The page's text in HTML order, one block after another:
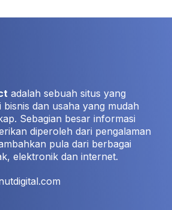
adalah sebuah situs yang
dan usaha yang mudah
Sebagian besar informasi
diperoleh dari pengalaman
pula dari berbagai
elektronik dan internet.